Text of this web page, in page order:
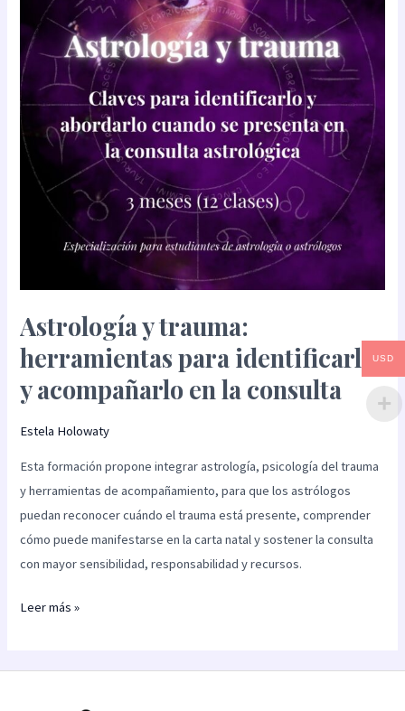
Astrología y trauma:
herramientas para identificarlo
y acompañarlo en la consulta
Estela Holowaty
Esta formación propone integrar astrología, psicología del trauma
y herramientas de acompañamiento, para que los astrólogos
puedan reconocer cuándo el trauma está presente, comprender
cómo puede manifestarse en la carta natal y sostener la consulta
con mayor sensibilidad, responsabilidad y recursos.
herramientas
para
identificarlo
y
acompañarlo
en
la
consulta
Leer más »
USD